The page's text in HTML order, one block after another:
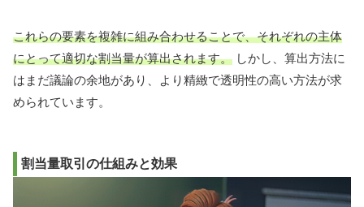
これらの要素を複雑に組み合わせることで、それぞれの主体
にとって適切な割当量が算出されます。 しかし、算出方法に
はまだ議論の余地があり、より精緻で透明性の高い方法が求
められています。
割当量取引の仕組みと効果